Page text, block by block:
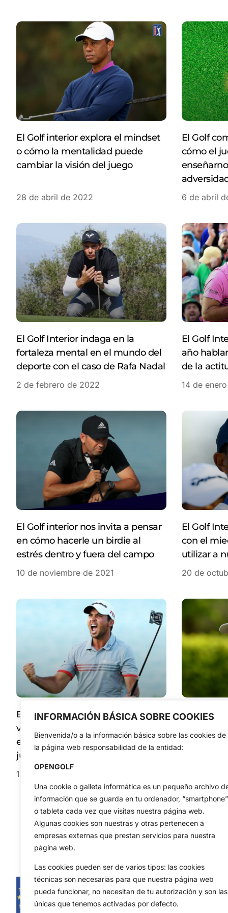
INFORMACIÓN BÁSICA SOBRE COOKIES
Bienvenida/o a la información básica sobre las cookies de
la página web responsabilidad de la entidad:
OPENGOLF
Una cookie o galleta informática es un pequeño archivo
información que se guarda en tu ordenador, “smartphone”
o tableta cada vez que visitas nuestra página web.
Algunas cookies son nuestras y otras pertenecen a
empresas externas que prestan servicios para nuestra
página web.
Las cookies pueden ser de varios tipos: las cookies
técnicas son necesarias para que nuestra página web
pueda funcionar, no necesitan de tu autorización y son las
únicas que tenemos activadas por defecto.
El Golf interior explora el mindset
o cómo la mentalidad puede
cambiar la visión del juego
28 de abril de 2022
El Golf
cómo el
6 de abril
El Golf Interior indaga en la
fortaleza mental en el mundo del
deporte con el caso de Rafa Nadal
2 de febrero de 2022
El Golf
año
de la
14 de
El Golf interior nos invita a pensar
en cómo hacerle un birdie al
estrés dentro y fuera del campo
10 de noviembre de 2021
El Golf
con el
utilizar a
20 de
El Golf Interior regresa con la
vuelta al cole para situar las
emociones al servicio de nuestro
juego
17 de septiembre de 2021
El Golf
juegas y